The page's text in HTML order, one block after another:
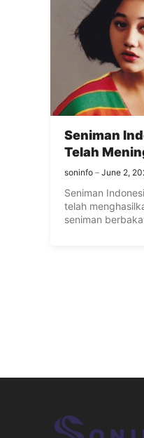
Seniman
Telah
Namun
soninfo June 2,
Seniman
telah
seniman